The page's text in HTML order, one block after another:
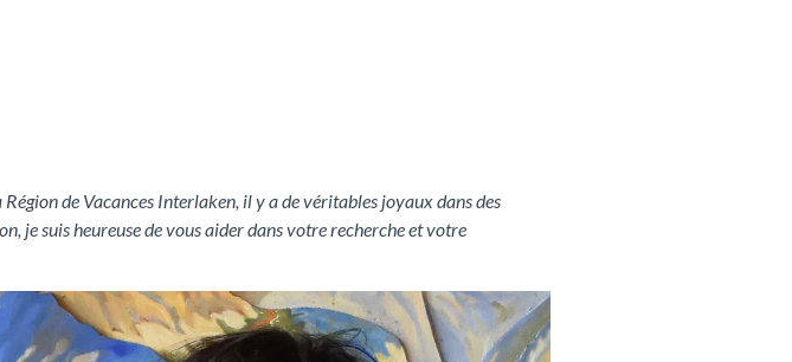
de Vacances Interlaken, il y a de véritables joyaux dans des
je suis heureuse de vous aider dans votre recherche et votre